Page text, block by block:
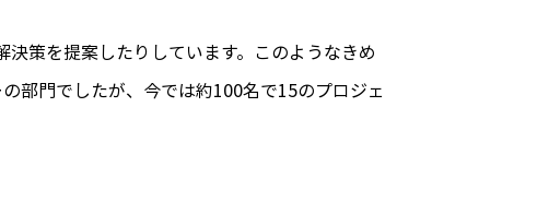
策を提案したりしています。このようなきめ
部門でしたが、今では約100名で15のプロジェ